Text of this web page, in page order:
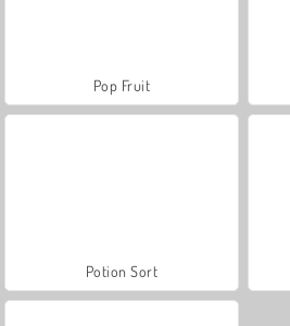
Pop Fruit
Potion Sort